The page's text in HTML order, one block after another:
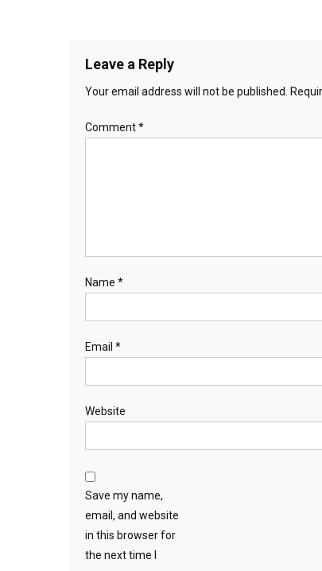
Leave a Reply
Your email address will not be published.
Comment*
Name *
Email *
Website
Save my name,
email, and website
in this browser for
the next time I